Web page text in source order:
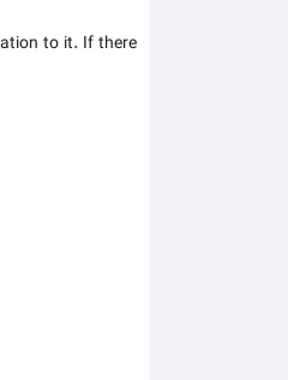
to it. If there